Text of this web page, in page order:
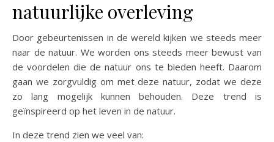
natuurlijke overleving
Door gebeurtenissen in de wereld kijken we steeds meer
naar de natuur. We worden ons steeds meer bewust van
de voordelen die de natuur ons te bieden heeft. Daarom
gaan we zorgvuldig om met deze natuur, zodat we deze
zo lang mogelijk kunnen behouden. Deze trend is
geïnspireerd op het leven in de natuur.
In deze trend zien we veel van: